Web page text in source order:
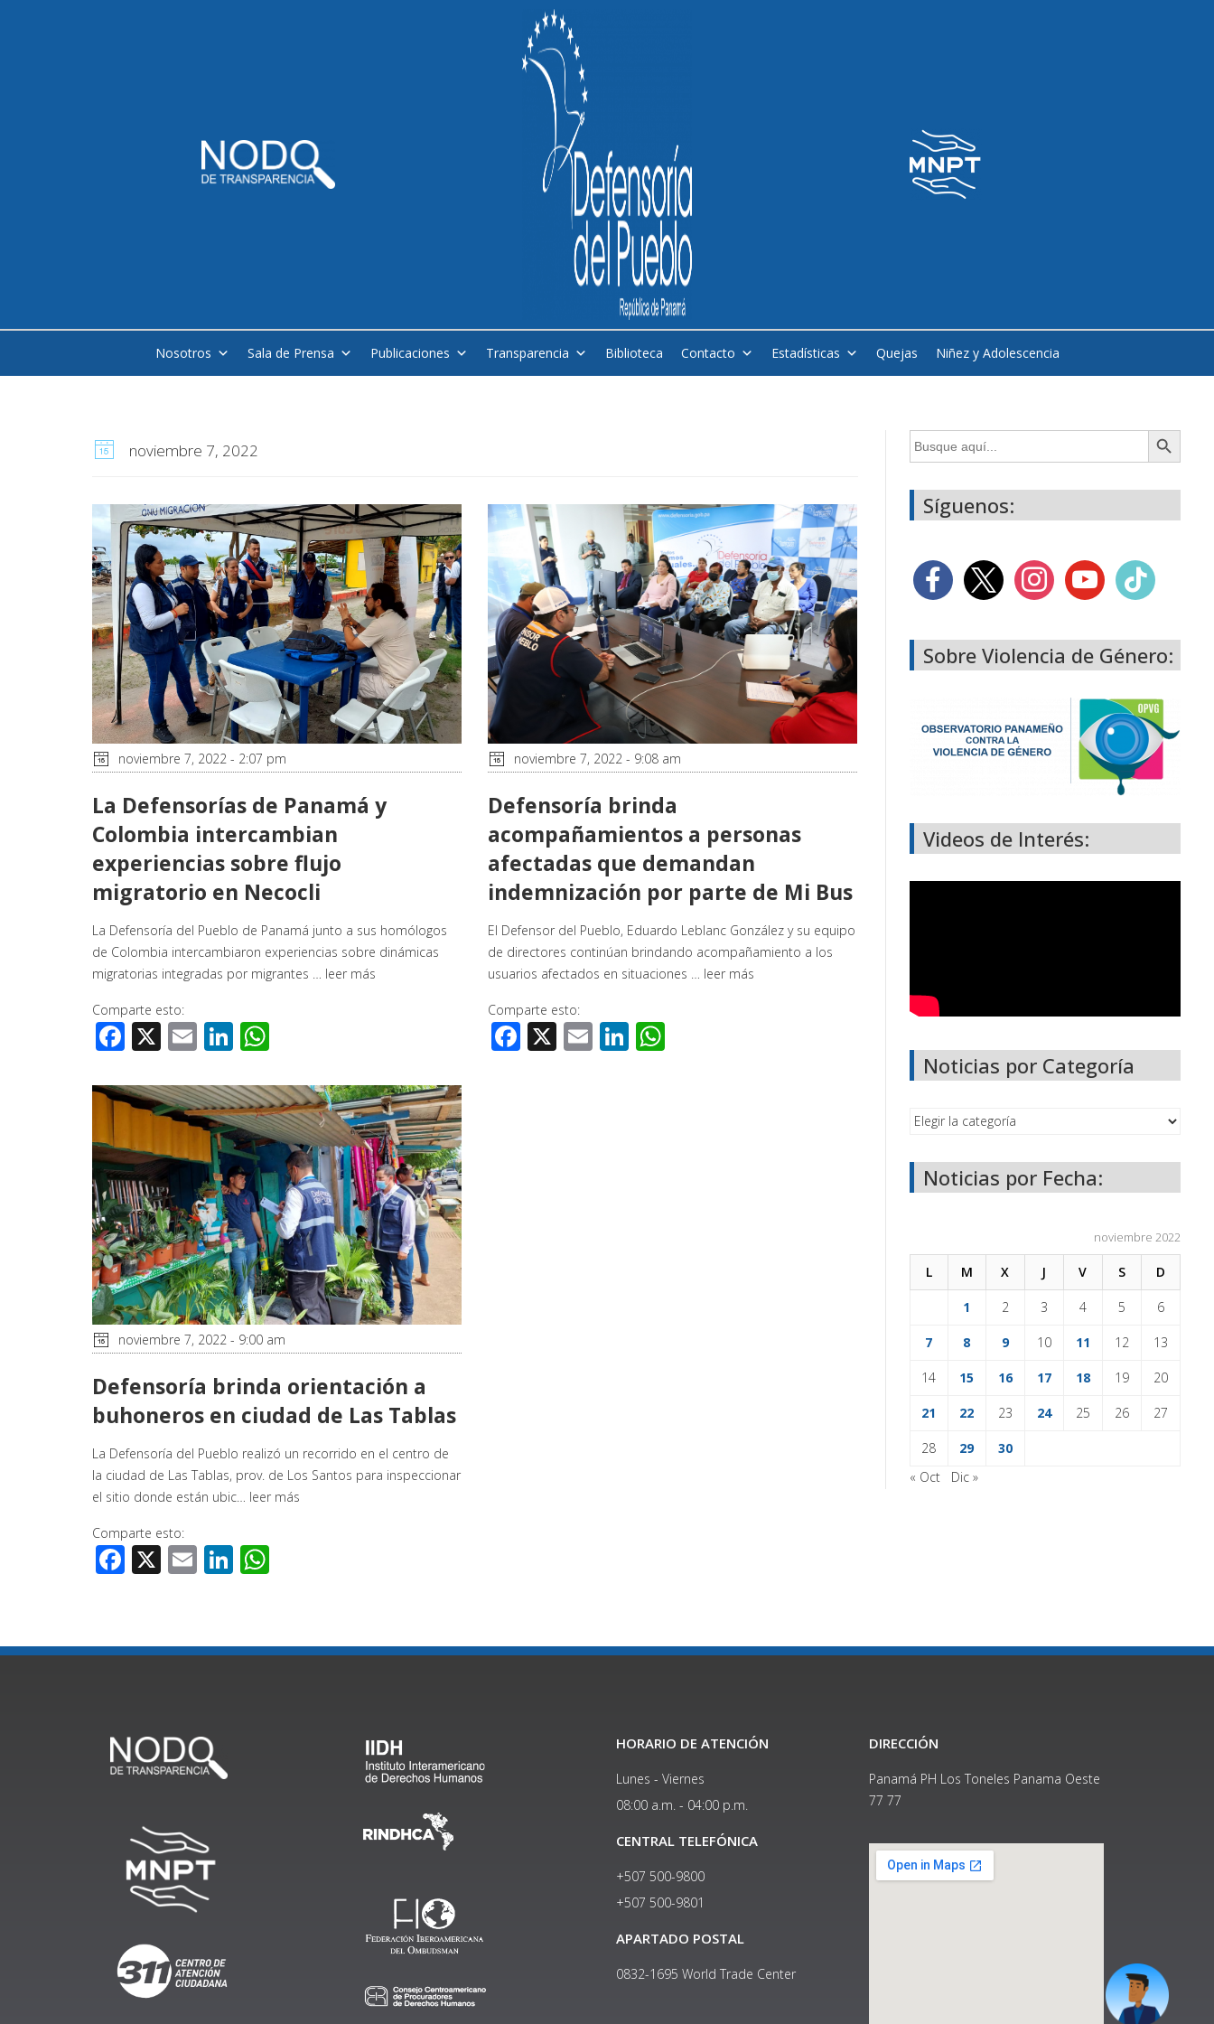
Nosotros Sala de Prensa Publicaciones Transparencia Biblioteca Contacto Estadísticas Quejas Niñez y Adolescencia
noviembre 7, 2022
noviembre 7, 2022 - 2:07 pm
La Defensorías de Panamá y
Colombia intercambian
experiencias sobre flujo
migratorio en Necocli
La Defensoría del Pueblo de Panamá junto a sus homólogos
de Colombia intercambiaron experiencias sobre dinámicas
migratorias integradas por migrantes … leer más
Comparte esto:
Facebook
X EmailLinkedIn
noviembre 7, 2022 - 9:08 am
Defensoría brinda
acompañamientos a personas
afectadas que demandan
indemnización por parte de Mi Bus
El Defensor del Pueblo, Eduardo Leblanc González y su equipo
de directores continúan brindando acompañamiento a los
usuarios afectados en situaciones … leer más
Comparte esto:
Facebook
X EmailLinkedIn
noviembre 7, 2022 - 9:00 am
Defensoría brinda orientación a
buhoneros en ciudad de Las Tablas
La Defensoría del Pueblo realizó un recorrido en el centro de
la ciudad de Las Tablas, prov. de Los Santos para inspeccionar
el sitio donde están ubic… leer más
Comparte esto:
Facebook
X EmailLinkedIn
Buscar: Botón de búsqueda
Síguenos:
Sobre Violencia de Género:
Videos de Interés:
Noticias por Categoría
Noticias por Fecha:
noviembre 2022
L M X J V S D
1 2 3 4 5 6
7 8 9 10 11 12 13
14 15 16 17 18 19 20
21 22 23 24 25 26 27
28 29
30
« Oct
Dic »
HORARIO DE ATENCIÓN
Lunes - Viernes
08:00 a.m. - 04:00 p.m.
CENTRAL TELEFÓNICA
+507 500-9800
+507 500-9801​
APARTADO POSTAL
0832-1695 World Trade Center
DIRECCIÓN
Panamá PH Los Toneles Panama Oeste
77 77